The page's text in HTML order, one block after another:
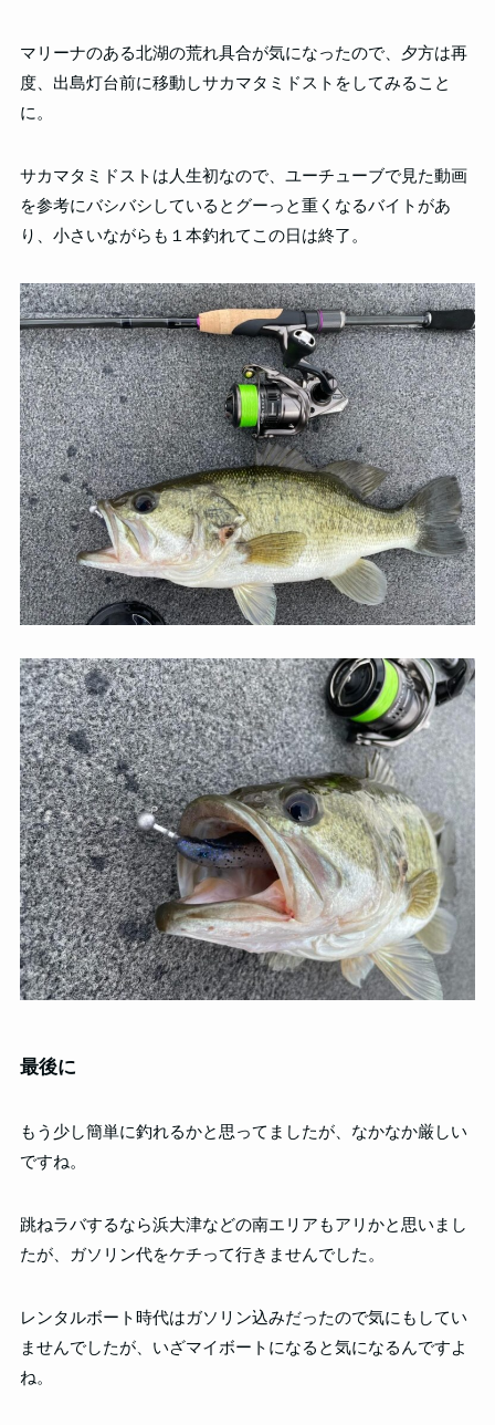
マリーナのある北湖の荒れ具合が気になったので、夕方は再
度、出島灯台前に移動しサカマタミドストをしてみること
に。
サカマタミドストは人生初なので、ユーチューブで見た動画
を参考にバシバシしているとグーっと重くなるバイトがあ
り、小さいながらも１本釣れてこの日は終了。
最後に
もう少し簡単に釣れるかと思ってましたが、なかなか厳しい
ですね。
跳ねラバするなら浜大津などの南エリアもアリかと思いまし
たが、ガソリン代をケチって行きませんでした。
レンタルボート時代はガソリン込みだったので気にもしてい
ませんでしたが、いざマイボートになると気になるんですよ
ね。